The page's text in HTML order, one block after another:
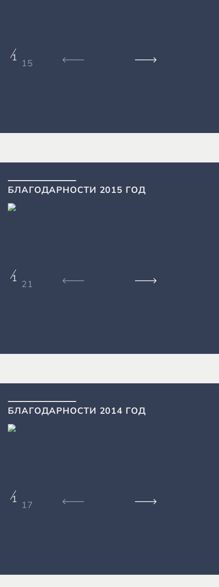
1
15
БЛАГОДАРНОСТИ 2015 ГОД
1
21
БЛАГОДАРНОСТИ 2014 ГОД
1
17